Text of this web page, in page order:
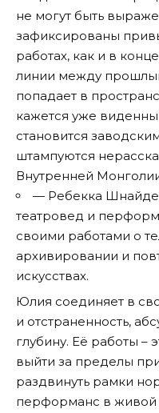
не могут быть
зафиксированы
работах, как и в
линии между
попадает в
кажется уже
становится
штампуются
Внутренней
— Ребекка
театровед и
своими работами о
архивировании и
искусствах.
Юлия соединяет в
и отстраненность,
глубину. Её работы –
выйти за пределы
раздвинуть рамки
перформанс в живой